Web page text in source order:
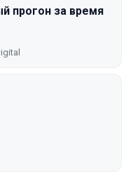
прогон за время